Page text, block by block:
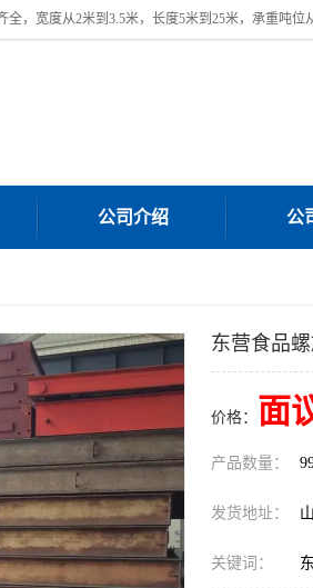
公司介绍 公
东营食品
价格： 面
产品数量：
发货地址：
关键词：